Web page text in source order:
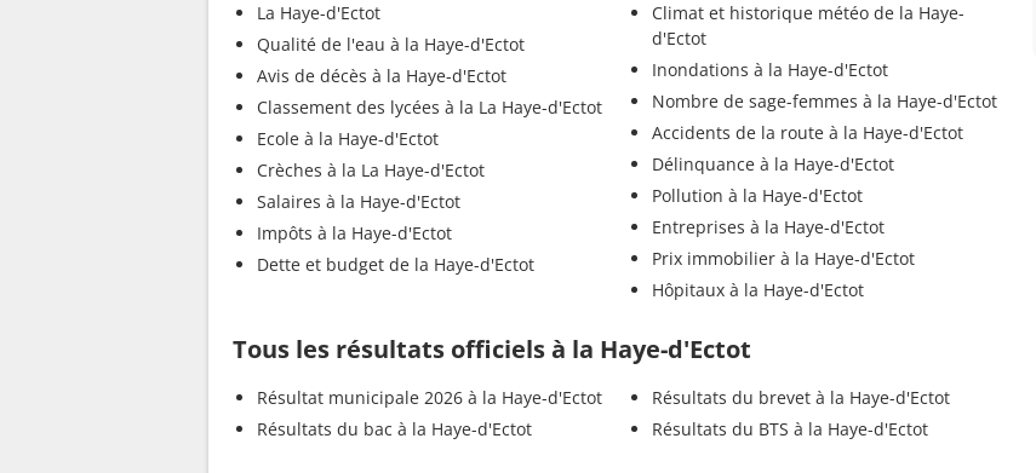
La Haye-d'Ectot
Qualité de l'eau à la Haye-d'Ectot
Avis de décès à la Haye-d'Ectot
Classement des lycées à la La Haye-d'Ectot
Ecole à la Haye-d'Ectot
Crèches à la La Haye-d'Ectot
Salaires à la Haye-d'Ectot
Impôts à la Haye-d'Ectot
Dette et budget de la Haye-d'Ectot
Climat et historique météo de la Haye-
d'Ectot
Inondations à la Haye-d'Ectot
Nombre de sage-femmes à la Haye-d'Ectot
Accidents de la route à la Haye-d'Ectot
Délinquance à la Haye-d'Ectot
Pollution à la Haye-d'Ectot
Entreprises à la Haye-d'Ectot
Prix immobilier à la Haye-d'Ectot
Hôpitaux à la Haye-d'Ectot
Tous les résultats officiels à la Haye-d'Ectot
Résultat municipale 2026 à la Haye-d'Ectot
Résultats du bac à la Haye-d'Ectot
Résultats du brevet à la Haye-d'Ectot
Résultats du BTS à la Haye-d'Ectot